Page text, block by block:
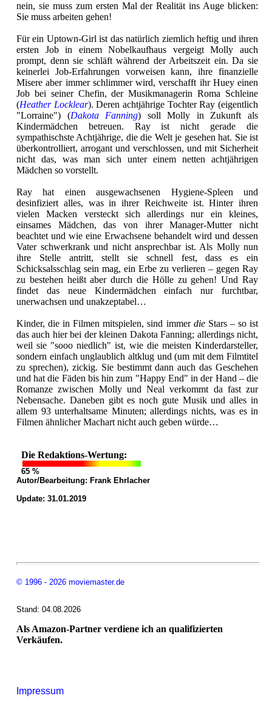
nein, sie muss zum ersten Mal der Realität ins Auge blicken:
Sie muss arbeiten gehen!
Für ein Uptown-Girl ist das natürlich ziemlich heftig und ihren
ersten Job in einem Nobelkaufhaus vergeigt Molly auch
prompt, denn sie schläft während der Arbeitszeit ein. Da sie
keinerlei Job-Erfahrungen vorweisen kann, ihre finanzielle
Misere aber immer schlimmer wird, verschafft ihr Huey einen
Job bei seiner Chefin, der Musikmanagerin Roma Schleine
(Heather Locklear). Deren achtjährige Tochter Ray (eigentlich
"Lorraine") (Dakota Fanning) soll Molly in Zukunft als
Kindermädchen betreuen. Ray ist nicht gerade die
sympathischste Achtjährige, die die Welt je gesehen hat. Sie ist
überkontrolliert, arrogant und verschlossen, und mit Sicherheit
nicht das, was man sich unter einem netten achtjährigen
Mädchen so vorstellt.
Ray hat einen ausgewachsenen Hygiene-Spleen und
desinfiziert alles, was in ihrer Reichweite ist. Hinter ihren
vielen Macken versteckt sich allerdings nur ein kleines,
einsames Mädchen, das von ihrer Manager-Mutter nicht
beachtet und wie eine Erwachsene behandelt wird und dessen
Vater schwerkrank und nicht ansprechbar ist. Als Molly nun
ihre Stelle antritt, stellt sie schnell fest, dass es ein
Schicksalsschlag sein mag, ein Erbe zu verlieren – gegen Ray
zu bestehen heißt aber durch die Hölle zu gehen! Und Ray
findet das neue Kindermädchen einfach nur furchtbar,
unerwachsen und unakzeptabel…
Kinder, die in Filmen mitspielen, sind immer dieStars – so ist
das auch hier bei der kleinen Dakota Fanning; allerdings nicht,
weil sie "sooo niedlich" ist, wie die meisten Kinderdarsteller,
sondern einfach unglaublich altklug und (um mit dem Filmtitel
zu sprechen), zickig. Sie bestimmt dann auch das Geschehen
und hat die Fäden bis hin zum "Happy End" in der Hand – die
Romanze zwischen Molly und Neal verkommt da fast zur
Nebensache. Daneben gibt es noch gute Musik und alles in
allem 93 unterhaltsame Minuten; allerdings nichts, was es in
Filmen ähnlicher Machart nicht auch geben würde…
Die Redaktions-Wertung:
65 %
Autor/Bearbeitung: Frank Ehrlacher
Update: 31.01.2019
© 1996 - 2026 moviemaster.de
Stand: 04.08.2026
Als Amazon-Partner verdiene ich an qualifizierten
Verkäufen.
Impressum